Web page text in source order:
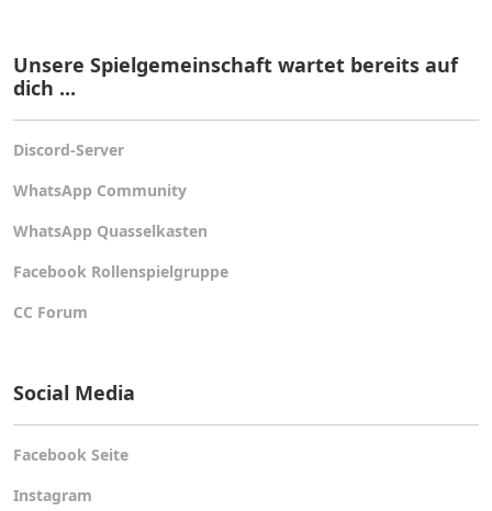
Unsere Spielgemeinschaft wartet bereits auf
dich ...
Discord-Server
WhatsApp Community
WhatsApp Quasselkasten
Facebook Rollenspielgruppe
CC Forum
Social Media
Facebook Seite
Instagram